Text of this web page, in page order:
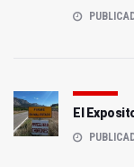
El